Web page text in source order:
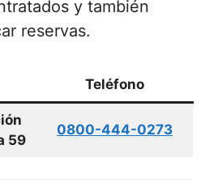
y también
reservas.
Teléfono
59
0800-444-0273